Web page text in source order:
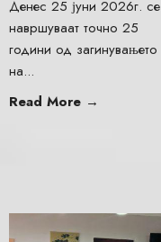
Денес 25 јуни 2026г. се
навршуваат точно 25
години од загинувањето
на...
Read More →